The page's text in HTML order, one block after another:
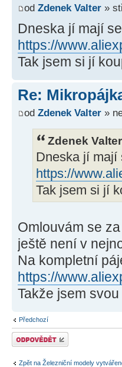
od Zdenek Valter »
Dneska jí mají
https://
Tak jsem si jí
Re:
od Zdenek Valter »
Zdenek
Dneska jí mají
https://
Tak jsem si jí
Omlouvám se
ještě není v
Na kompletní
https://
Takže jsem
Předchozí
Odeslat odpověď
Zpět na Železniční modely